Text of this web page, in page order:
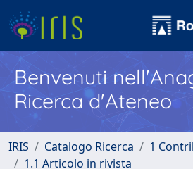
Benvenuti
Ricerca d'Ateneo
IRIS Catalogo Ricerca
1
1.1 Articolo in rivista